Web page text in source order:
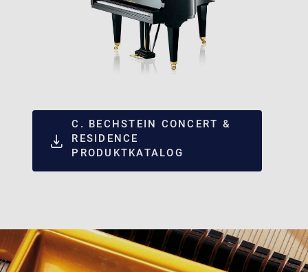
C. BECHSTEIN CONCERT &
RESIDENCE
PRODUKTKATALOG